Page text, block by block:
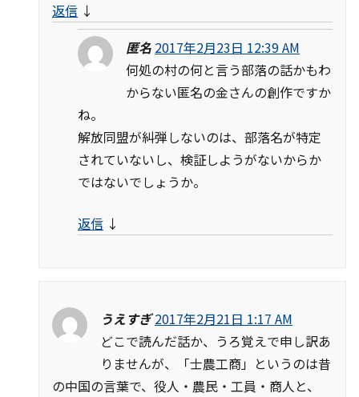
返信 ↓
匿名 2017年2月23日 12:39 AM
何処の村の何と言う部落の話かもわ
からない匿名の金さんの創作ですか
ね。
解放同盟が糾弾しないのは、部落名が特定
されていないし、検証しようがないからか
ではないでしょうか。
返信 ↓
うえすぎ 2017年2月21日 1:17 AM
どこで読んだ話か、うろ覚えで申し訳あ
りませんが、「士農工商」というのは昔
の中国の言葉で、役人・農民・工員・商人と、